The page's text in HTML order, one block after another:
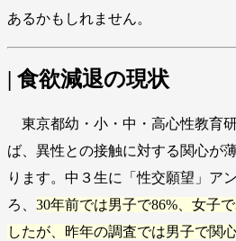
あるかもしれません。
| 食欲減退の現状
東京都幼・小・中・高心性教育
ば、異性との接触に対する関心が
ります。中３生に「性交願望」ア
ろ、 30年前では男子で86%、女子
したが、昨年の調査では男子で関